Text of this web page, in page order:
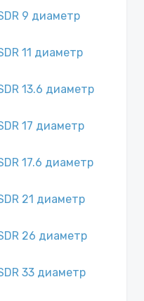
9 диаметр
11 диаметр
13.6 диаметр
17 диаметр
17.6 диаметр
21 диаметр
26 диаметр
33 диаметр